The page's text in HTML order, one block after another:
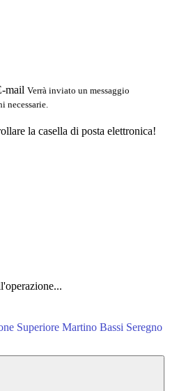
mail Verrà inviato un messaggio
necessarie.
la casella di posta elettronica!